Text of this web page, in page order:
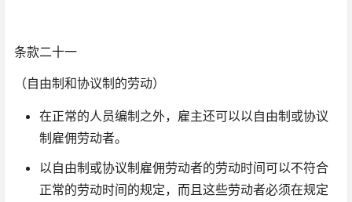
条款二十一
（自由制和协议制的劳动）
在正常的人员编制之外，雇主还可以以自由制或协议
制雇佣劳动者。
以自由制或协议制雇佣劳动者的劳动时间可以不符合
正常的劳动时间的规定，而且这些劳动者必须在规定